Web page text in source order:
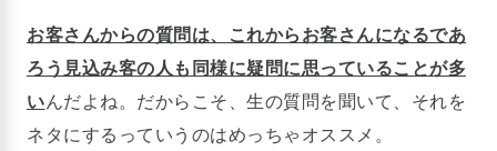
お客さんからの質問は、これからお客さんになるであ
ろう見込み客の人も同様に疑問に思っていることが多
いんだよね。だからこそ、生の質問を聞いて、それを
ネタにするっていうのはめっちゃオススメ。